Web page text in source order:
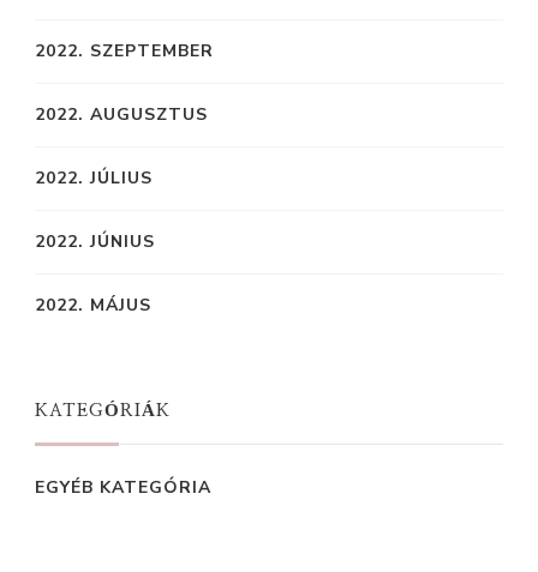
2022. SZEPTEMBER
2022. AUGUSZTUS
2022. JÚLIUS
2022. JÚNIUS
2022. MÁJUS
KATEGÓRIÁK
EGYÉB KATEGÓRIA